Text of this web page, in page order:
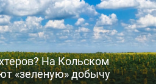
На Кольском
«зеленую» добычу